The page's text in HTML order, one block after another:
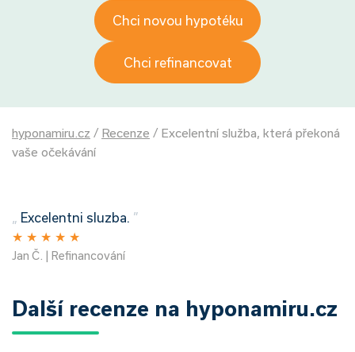
Chci novou hypotéku
Chci refinancovat
hyponamiru.cz / Recenze / Excelentní služba, která překoná
vaše očekávání
„ Excelentni sluzba. ”
★ ★ ★ ★ ★
Jan Č. | Refinancování
Další recenze na hyponamiru.cz